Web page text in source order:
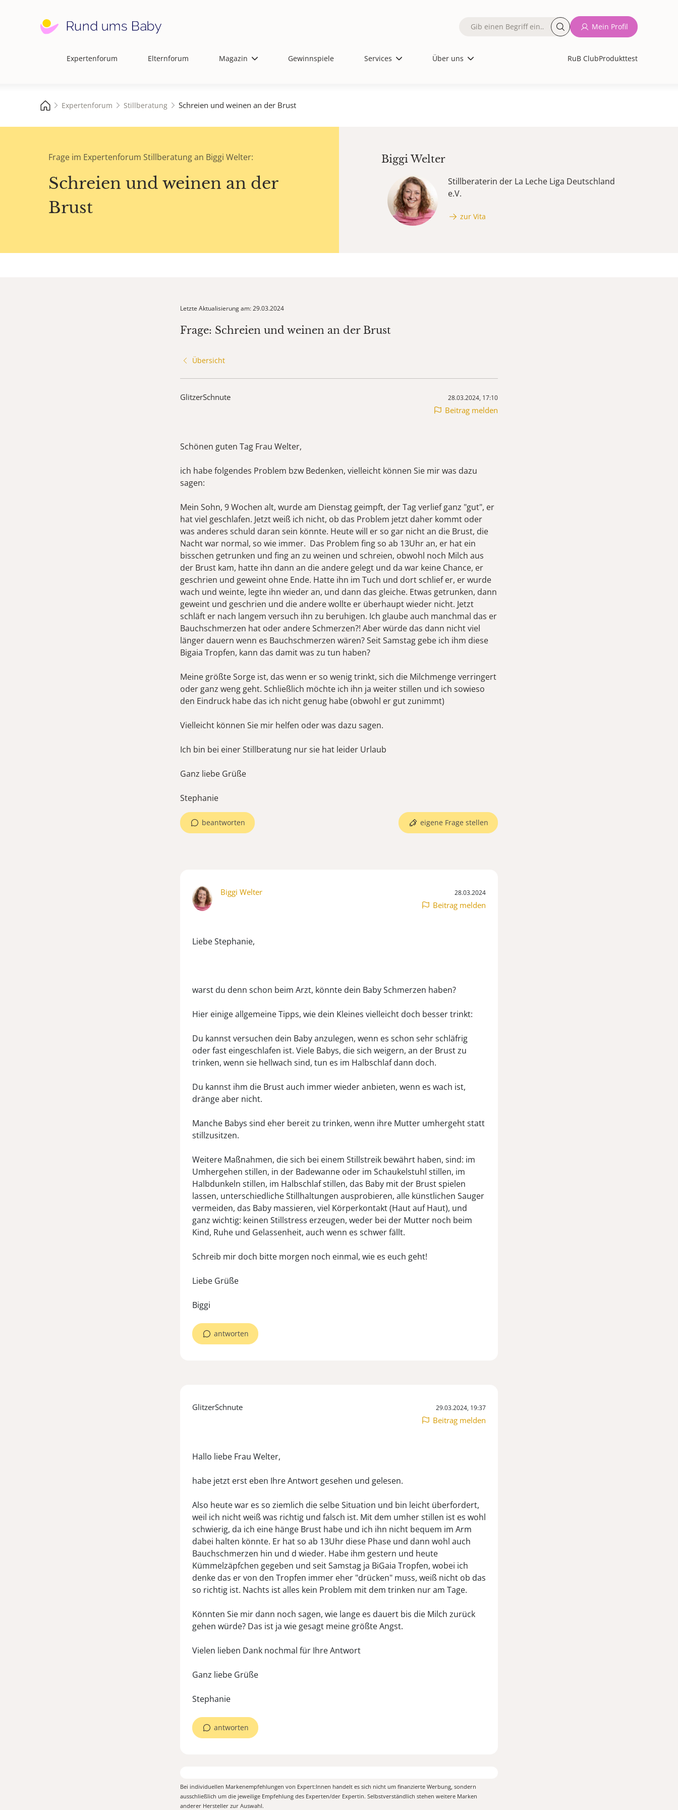
Hauptnavigation
Expertenforum Elternforum Magazin Gewinnspiele Services Über uns RuB ClubProdukttest
Fulltext
Mein Profil
Expertenforum Stillberatung Schreien und weinen an der Brust
Frage im Expertenforum Stillberatung an Biggi Welter:
Schreien und weinen an der
Brust
Biggi Welter
Stillberaterin der La Leche Liga Deutschland
e.V.
zur Vita
Letzte Aktualisierung am: 29.03.2024
Frage: Schreien und weinen an der Brust
Übersicht
GlitzerSchnute 28.03.2024, 17:10
Beitrag melden
Schönen guten Tag Frau Welter,
ich habe folgendes Problem bzw Bedenken, vielleicht können Sie mir was dazu
sagen:
Mein Sohn, 9 Wochen alt, wurde am Dienstag geimpft, der Tag verlief ganz "gut", er
hat viel geschlafen. Jetzt weiß ich nicht, ob das Problem jetzt daher kommt oder
was anderes schuld daran sein könnte. Heute will er so gar nicht an die Brust, die
Nacht war normal, so wie immer. Das Problem fing so ab 13Uhr an, er hat ein
bisschen getrunken und fing an zu weinen und schreien, obwohl noch Milch aus
der Brust kam, hatte ihn dann an die andere gelegt und da war keine Chance, er
geschrien und geweint ohne Ende. Hatte ihn im Tuch und dort schlief er, er wurde
wach und weinte, legte ihn wieder an, und dann das gleiche. Etwas getrunken, dann
geweint und geschrien und die andere wollte er überhaupt wieder nicht. Jetzt
schläft er nach langem versuch ihn zu beruhigen. Ich glaube auch manchmal das er
Bauchschmerzen hat oder andere Schmerzen?! Aber würde das dann nicht viel
länger dauern wenn es Bauchschmerzen wären? Seit Samstag gebe ich ihm diese
Bigaia Tropfen, kann das damit was zu tun haben?
Meine größte Sorge ist, das wenn er so wenig trinkt, sich die Milchmenge verringert
oder ganz weng geht. Schließlich möchte ich ihn ja weiter stillen und ich sowieso
den Eindruck habe das ich nicht genug habe (obwohl er gut zunimmt)
Vielleicht können Sie mir helfen oder was dazu sagen.
Ich bin bei einer Stillberatung nur sie hat leider Urlaub
Ganz liebe Grüße
beantworten eigene Frage stellen
Biggi Welter 28.03.2024
Beitrag melden
Liebe Stephanie,
warst du denn schon beim Arzt, könnte dein Baby Schmerzen haben?
Hier einige allgemeine Tipps, wie dein Kleines vielleicht doch besser trinkt:
Du kannst versuchen dein Baby anzulegen, wenn es schon sehr schläfrig
oder fast eingeschlafen ist. Viele Babys, die sich weigern, an der Brust zu
trinken, wenn sie hellwach sind, tun es im Halbschlaf dann doch.
Du kannst ihm die Brust auch immer wieder anbieten, wenn es wach ist,
dränge aber nicht.
Manche Babys sind eher bereit zu trinken, wenn ihre Mutter umhergeht statt
stillzusitzen.
Weitere Maßnahmen, die sich bei einem Stillstreik bewährt haben, sind: im
Umhergehen stillen, in der Badewanne oder im Schaukelstuhl stillen, im
Halbdunkeln stillen, im Halbschlaf stillen, das Baby mit der Brust spielen
lassen, unterschiedliche Stillhaltungen ausprobieren, alle künstlichen Sauger
vermeiden, das Baby massieren, viel Körperkontakt (Haut auf Haut), und
ganz wichtig: keinen Stillstress erzeugen, weder bei der Mutter noch beim
Kind, Ruhe und Gelassenheit, auch wenn es schwer fällt.
Schreib mir doch bitte morgen noch einmal, wie es euch geht!
Liebe Grüße
antworten
GlitzerSchnute 29.03.2024, 19:37
Beitrag melden
Hallo liebe Frau Welter,
habe jetzt erst eben Ihre Antwort gesehen und gelesen.
Also heute war es so ziemlich die selbe Situation und bin leicht überfordert,
weil ich nicht weiß was richtig und falsch ist. Mit dem umher stillen ist es wohl
schwierig, da ich eine hänge Brust habe und ich ihn nicht bequem im Arm
dabei halten könnte. Er hat so ab 13Uhr diese Phase und dann wohl auch
Bauchschmerzen hin und d wieder. Habe ihm gestern und heute
Kümmelzäpfchen gegeben und seit Samstag ja BiGaia Tropfen, wobei ich
denke das er von den Tropfen immer eher "drücken" muss, weiß nicht ob das
so richtig ist. Nachts ist alles kein Problem mit dem trinken nur am Tage.
Könnten Sie mir dann noch sagen, wie lange es dauert bis die Milch zurück
gehen würde? Das ist ja wie gesagt meine größte Angst.
Vielen lieben Dank nochmal für Ihre Antwort
Ganz liebe Grüße
antworten
Bei individuellen Markenempfehlungen von Expert:Innen handelt es sich nicht um finanzierte Werbung, sondern
ausschließlich um die jeweilige Empfehlung des Experten/der Expertin. Selbstverständlich stehen weitere Marken
anderer Hersteller zur Auswahl.